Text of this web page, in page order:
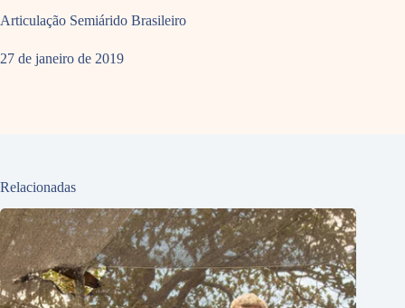
Articulação Semiárido Brasileiro
27 de janeiro de 2019
Relacionadas